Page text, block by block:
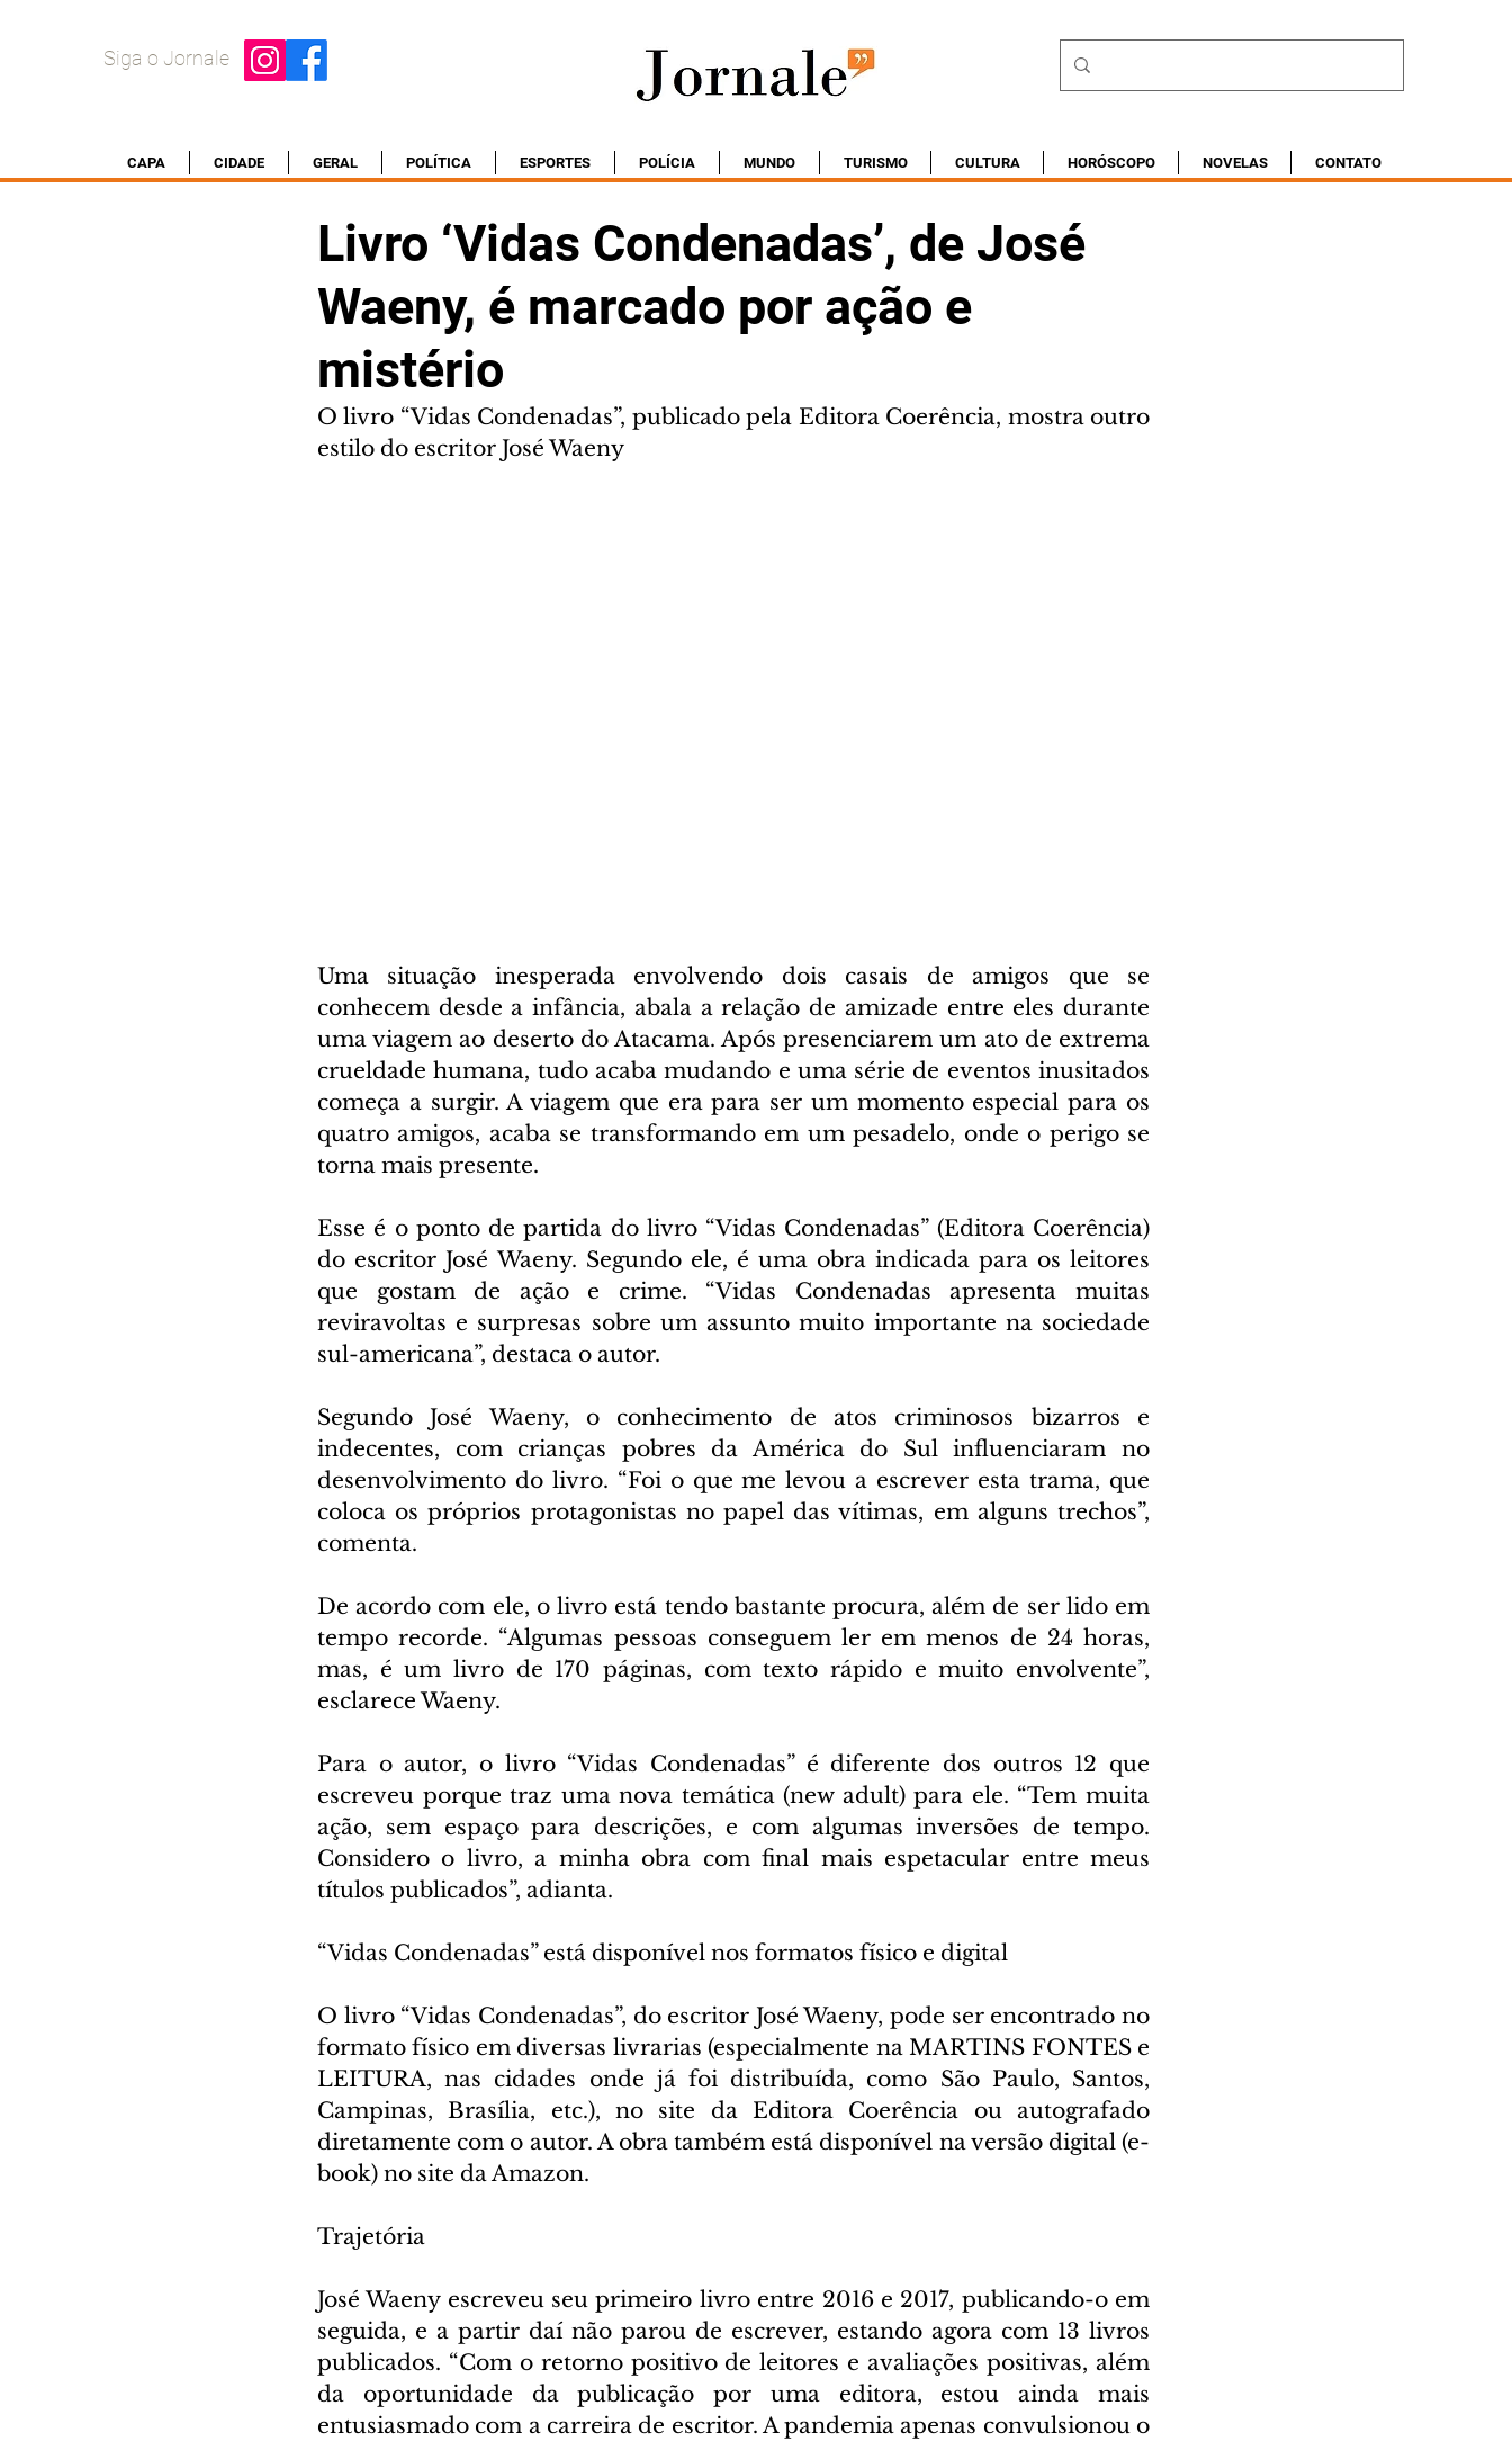
Siga o Jornale
CAPA CIDADE GERAL POLÍTICA ESPORTES POLÍCIA MUNDO TURISMO CULTURA HORÓSCOPO NOVELAS CONTATO
Livro ‘Vidas Condenadas’, de José
Waeny, é marcado por ação e
mistério
O livro “Vidas Condenadas”, publicado pela Editora Coerência, mostra outro
estilo do escritor José Waeny
Uma situação inesperada envolvendo dois casais de amigos que se
conhecem desde a infância, abala a relação de amizade entre eles durante
uma viagem ao deserto do Atacama. Após presenciarem um ato de extrema
crueldade humana, tudo acaba mudando e uma série de eventos inusitados
começa a surgir. A viagem que era para ser um momento especial para os
quatro amigos, acaba se transformando em um pesadelo, onde o perigo se
torna mais presente.
Esse é o ponto de partida do livro “Vidas Condenadas” (Editora Coerência)
do escritor José Waeny. Segundo ele, é uma obra indicada para os leitores
que gostam de ação e crime. “Vidas Condenadas apresenta muitas
reviravoltas e surpresas sobre um assunto muito importante na sociedade
sul-americana”, destaca o autor.
Segundo José Waeny, o conhecimento de atos criminosos bizarros e
indecentes, com crianças pobres da América do Sul influenciaram no
desenvolvimento do livro. “Foi o que me levou a escrever esta trama, que
coloca os próprios protagonistas no papel das vítimas, em alguns trechos”,
comenta.
De acordo com ele, o livro está tendo bastante procura, além de ser lido em
tempo recorde. “Algumas pessoas conseguem ler em menos de 24 horas,
mas, é um livro de 170 páginas, com texto rápido e muito envolvente”,
esclarece Waeny.
Para o autor, o livro “Vidas Condenadas” é diferente dos outros 12 que
escreveu porque traz uma nova temática (new adult) para ele. “Tem muita
ação, sem espaço para descrições, e com algumas inversões de tempo.
Considero o livro, a minha obra com final mais espetacular entre meus
títulos publicados”, adianta.
“Vidas Condenadas” está disponível nos formatos físico e digital
O livro “Vidas Condenadas”, do escritor José Waeny, pode ser encontrado no
formato físico em diversas livrarias (especialmente na MARTINS FONTES e
LEITURA, nas cidades onde já foi distribuída, como São Paulo, Santos,
Campinas, Brasília, etc.), no site da Editora Coerência ou autografado
diretamente com o autor. A obra também está disponível na versão digital (e-
book) no site da Amazon.
Trajetória
José Waeny escreveu seu primeiro livro entre 2016 e 2017, publicando-o em
seguida, e a partir daí não parou de escrever, estando agora com 13 livros
publicados. “Com o retorno positivo de leitores e avaliações positivas, além
da oportunidade da publicação por uma editora, estou ainda mais
entusiasmado com a carreira de escritor. A pandemia apenas convulsionou o